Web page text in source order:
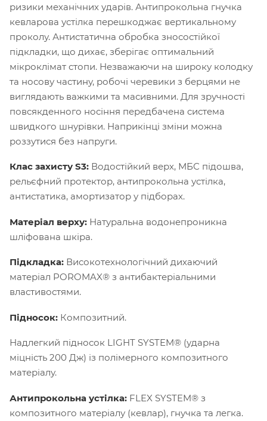
ризики механічних ударів. Антипрокольна гнучка
кевларова устілка перешкоджає вертикальному
проколу. Антистатична обробка зносостійкої
підкладки, що дихає, зберігає оптимальний
мікроклімат стопи. Незважаючи на широку колодку
та носову частину, робочі черевики з берцями не
виглядають важкими та масивними. Для зручності
повсякденного носіння передбачена система
швидкого шнурівки. Наприкінці зміни можна
роззутися без напруги.
Клас захисту S3: Водостійкий верх, МБС підошва,
рельєфний протектор, антипрокольна устілка,
антистатика, амортизатор у підборах.
Матеріал верху: Натуральна водонепроникна
шліфована шкіра.
Підкладка: Високотехнологічний дихаючий
матеріал POROMAX® з антибактеріальними
властивостями.
Підносок: Композитний.
Надлегкий підносок LIGHT SYSTEM® (ударна
міцність 200 Дж) із полімерного композитного
матеріалу.
Антипрокольна устілка: FLEX SYSTEM® з
композитного матеріалу (кевлар), гнучка та легка.